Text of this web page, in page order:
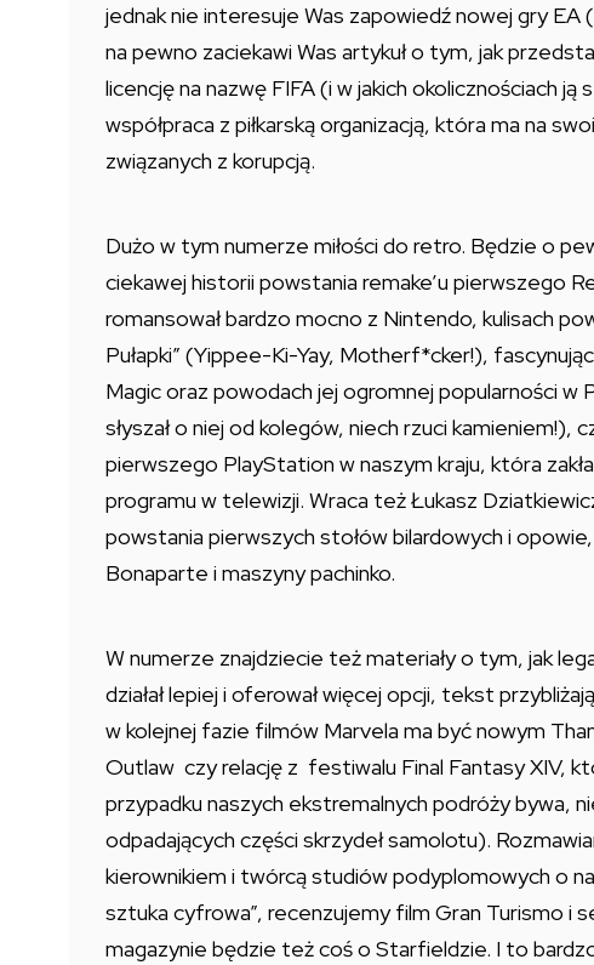
jednak nie interesuje Was zapowiedź nowej gry
na pewno zaciekawi Was artykuł o tym, jak
licencję na nazwę FIFA (i w jakich okolicznościach ją
współpraca z piłkarską organizacją, która ma na
związanych z korupcją.
Dużo w tym numerze miłości do retro. Będzie o
ciekawej historii powstania remake’u pierwszego
romansował bardzo mocno z Nintendo, kulisach
Pułapki” (Yippee-Ki-Yay, Motherf*cker!),
Magic oraz powodach jej ogromnej popularności w
słyszał o niej od kolegów, niech rzuci kamieniem!),
pierwszego PlayStation w naszym kraju, która
programu w telewizji. Wraca też Łukasz
powstania pierwszych stołów bilardowych i
Bonaparte i maszyny pachinko.
W numerze znajdziecie też materiały o tym, jak
działał lepiej i oferował więcej opcji, tekst
w kolejnej fazie filmów Marvela ma być nowym
Outlaw czy relację z festiwalu Final Fantasy XIV,
przypadku naszych ekstremalnych podróży bywa,
odpadających części skrzydeł samolotu).
kierownikiem i twórcą studiów podyplomowych o
sztuka cyfrowa”, recenzujemy film Gran Turismo i
magazynie będzie też coś o Starfieldzie. I to